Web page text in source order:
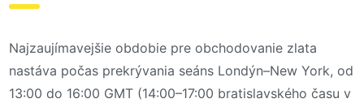
Najzaujímavejšie obdobie pre obchodovanie zlata
nastáva počas prekrývania seáns Londýn–New York, od
13:00 do 16:00 GMT (14:00–17:00 bratislavského času v